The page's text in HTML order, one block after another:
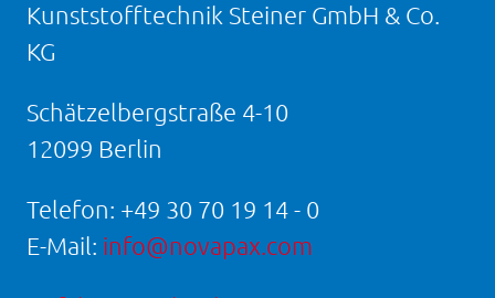
Kunststofftechnik Steiner GmbH & Co.
KG
Schätzelbergstraße 4-10
12099 Berlin
Telefon: +49 30 70 19 14 - 0
E-Mail: info@novapax.com